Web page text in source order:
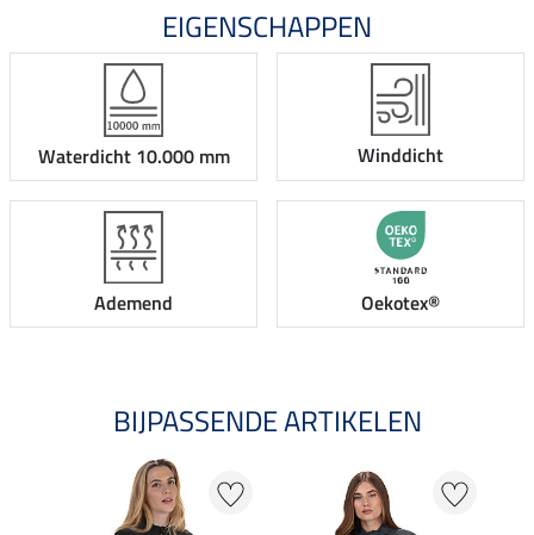
EIGENSCHAPPEN
Waterdicht 10.000 mm Winddicht
Ademend Oekotex®
BIJPASSENDE ARTIKELEN